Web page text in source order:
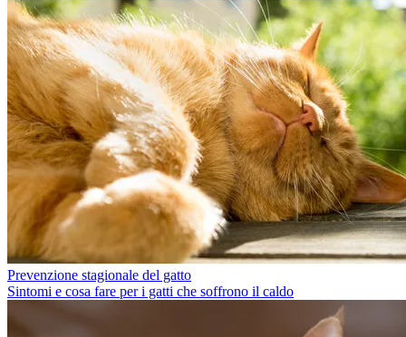
Prevenzione stagionale del gatto
Sintomi e cosa fare per i gatti che soffrono il caldo